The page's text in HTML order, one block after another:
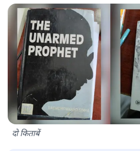
दो किताबें